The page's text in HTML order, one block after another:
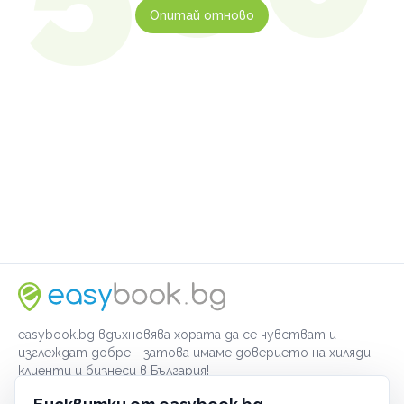
Опитай отново
easybook.bg вдъхновява хората да се чувстват и
изглеждат добре - затова имаме доверието на хиляди
клиенти и бизнеси в България!